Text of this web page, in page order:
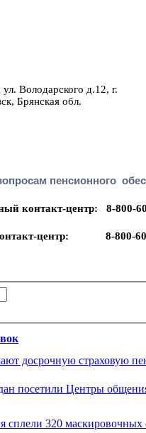
Володарского д.12, г.
Брянская обл.
пенсионного
контакт-центр: 8-800-
центр: 8-800-
досрочную страховую
посетили Центры
320 маскировочных